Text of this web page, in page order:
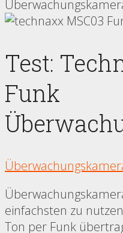
Test:
Funk
einfachsten zu
Ton per Funk